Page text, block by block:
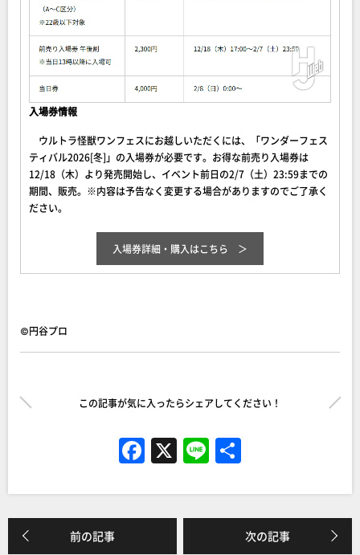
入場券情報
ウルトラ怪獣ワンフェスにお越しいただくには、「ワンダーフェス
ティバル2026[冬]」の入場券が必要です。お得な前売り入場券は
12/18（木）より発売開始し、イベント前日の2/7（土）23:59までの
期間、販売。※内容は予告なく変更する場合がありますのでご了承く
ださい。
入場券詳細・購入はこちら
©円谷プロ
この記事が気に入ったらシェアしてください！
F
c
e
X Li
e
前の記事 次の記事